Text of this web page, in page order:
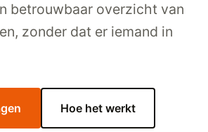
betrouwbaar overzicht van
zonder dat er iemand in
Hoe het werkt